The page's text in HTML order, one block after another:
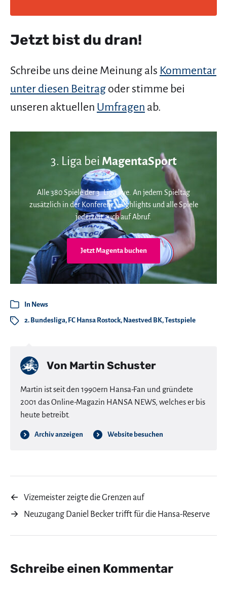
Jetzt bist du dran!
Schreibe uns deine Meinung als Kommentar
unter diesen Beitrag oder stimme bei
unseren aktuellen Umfragen ab.
3. Liga bei MagentaSport
Alle 380 Spiele der 3. Liga live. An jedem Spieltag
zusätzlich in der Konferenz. Highlights und alle Spiele
jederzeit auch auf Abruf.
Jetzt Magenta buchen
In News
2. Bundesliga, FC Hansa Rostock, Naestved BK,Testspiele
Von Martin Schuster
Martin ist seit den 1990ern Hansa-Fan und gründete
2001 das Online-Magazin HANSA NEWS, welches er bis
heute betreibt.
Archiv anzeigen Website besuchen
←
Vizemeister zeigte die Grenzen auf
→
Neuzugang Daniel Becker trifft für die Hansa-Reserve
Schreibe einen Kommentar